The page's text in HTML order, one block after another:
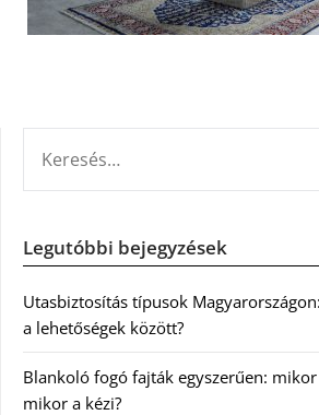
Legutóbbi bejegyzések
Utasbiztosítás típusok
a lehetőségek között?
Blankoló fogó fajták egyszerűen:
mikor a kézi?